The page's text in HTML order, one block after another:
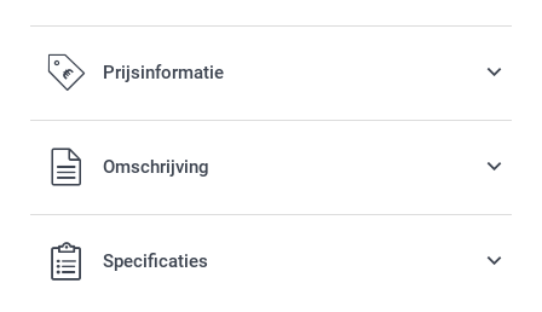
Gedroogde bloemen
12,99 / stuk
Prijsinformatie
Alle prijzen zijn in EURO (€) inclusief BTW en exclusief
verzendkosten.Omschrijving
Specificaties